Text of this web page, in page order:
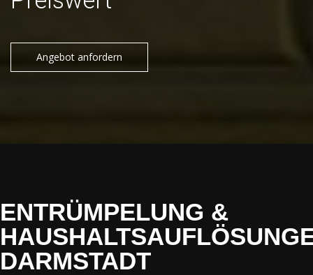
Angebot anfordern
ENTRÜMPELUNG &
DARMSTADT